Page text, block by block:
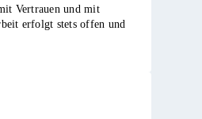
Vertrauen und mit
erfolgt stets offen und